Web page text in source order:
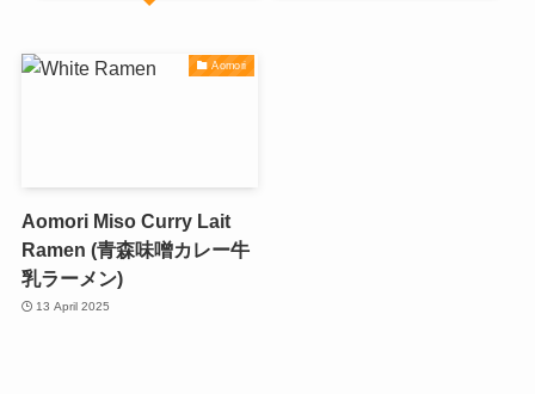
Aomori
Aomori Miso Curry Lait
Ramen (青森味噌カレー牛
乳ラーメン)
13 April 2025